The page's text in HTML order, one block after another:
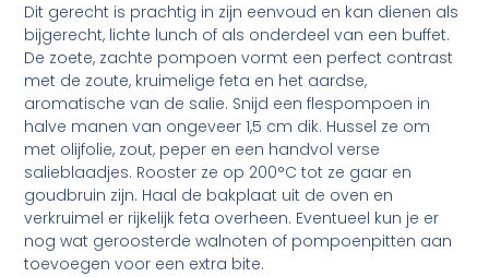
Dit gerecht is prachtig in zijn eenvoud en kan dienen als
bijgerecht, lichte lunch of als onderdeel van een buffet.
De zoete, zachte pompoen vormt een perfect contrast
met de zoute, kruimelige feta en het aardse,
aromatische van de salie. Snijd een flespompoen in
halve manen van ongeveer 1,5 cm dik. Hussel ze om
met olijfolie, zout, peper en een handvol verse
salieblaadjes. Rooster ze op 200°C tot ze gaar en
goudbruin zijn. Haal de bakplaat uit de oven en
verkruimel er rijkelijk feta overheen. Eventueel kun je er
nog wat geroosterde walnoten of pompoenpitten aan
toevoegen voor een extra bite.